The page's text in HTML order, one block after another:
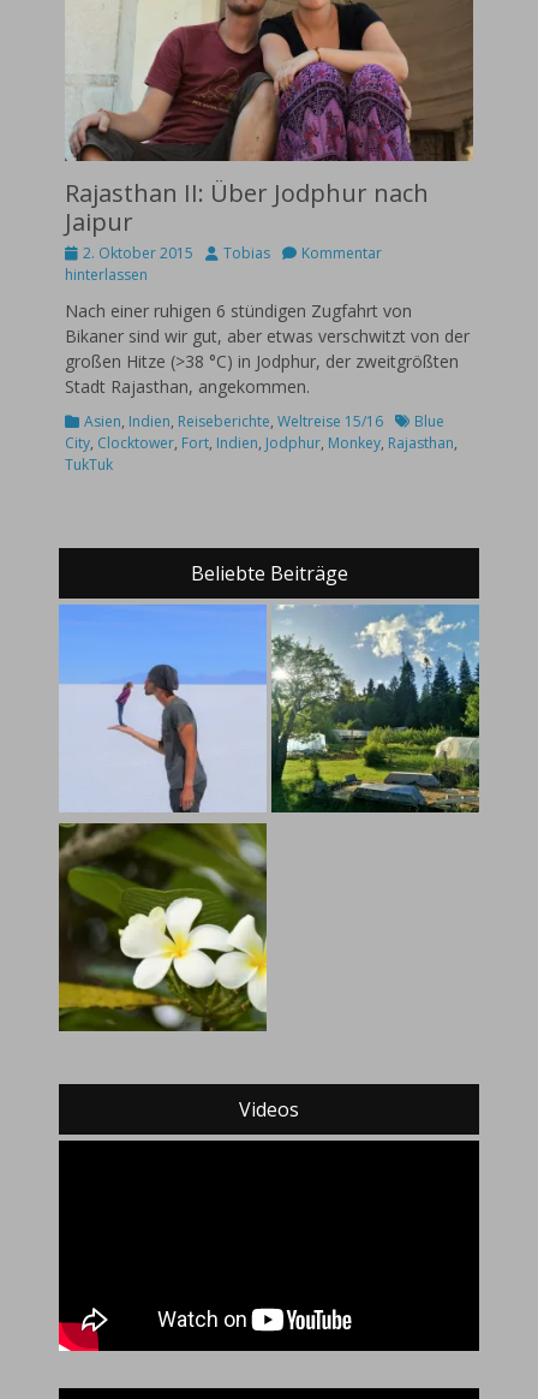
Rajasthan II: Über Jodphur nach
Jaipur
Posted
on
2. Oktober 2015 AutorTobias
Kommentar
hinterlassen
Nach einer ruhigen 6 stündigen Zugfahrt von
Bikaner sind wir gut, aber etwas verschwitzt von der
großen Hitze (>38 °C) in Jodphur, der zweitgrößten
Stadt Rajasthan, angekommen.
Kategorien
Asien, Indien, Reiseberichte, Weltreise 15/16 Schlagworte
Blue
City, Clocktower, Fort, Indien, Jodphur, Monkey, Rajasthan,
TukTuk
Beliebte Beiträge
Videos